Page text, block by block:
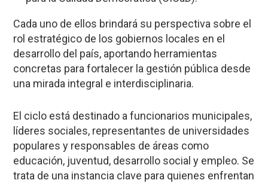
Cada uno de ellos brindará su perspectiva sobre el
rol estratégico de los gobiernos locales en el
desarrollo del país, aportando herramientas
concretas para fortalecer la gestión pública desde
una mirada integral e interdisciplinaria.
El ciclo está destinado a funcionarios municipales,
líderes sociales, representantes de universidades
populares y responsables de áreas como
educación, juventud, desarrollo social y empleo. Se
trata de una instancia clave para quienes enfrentan